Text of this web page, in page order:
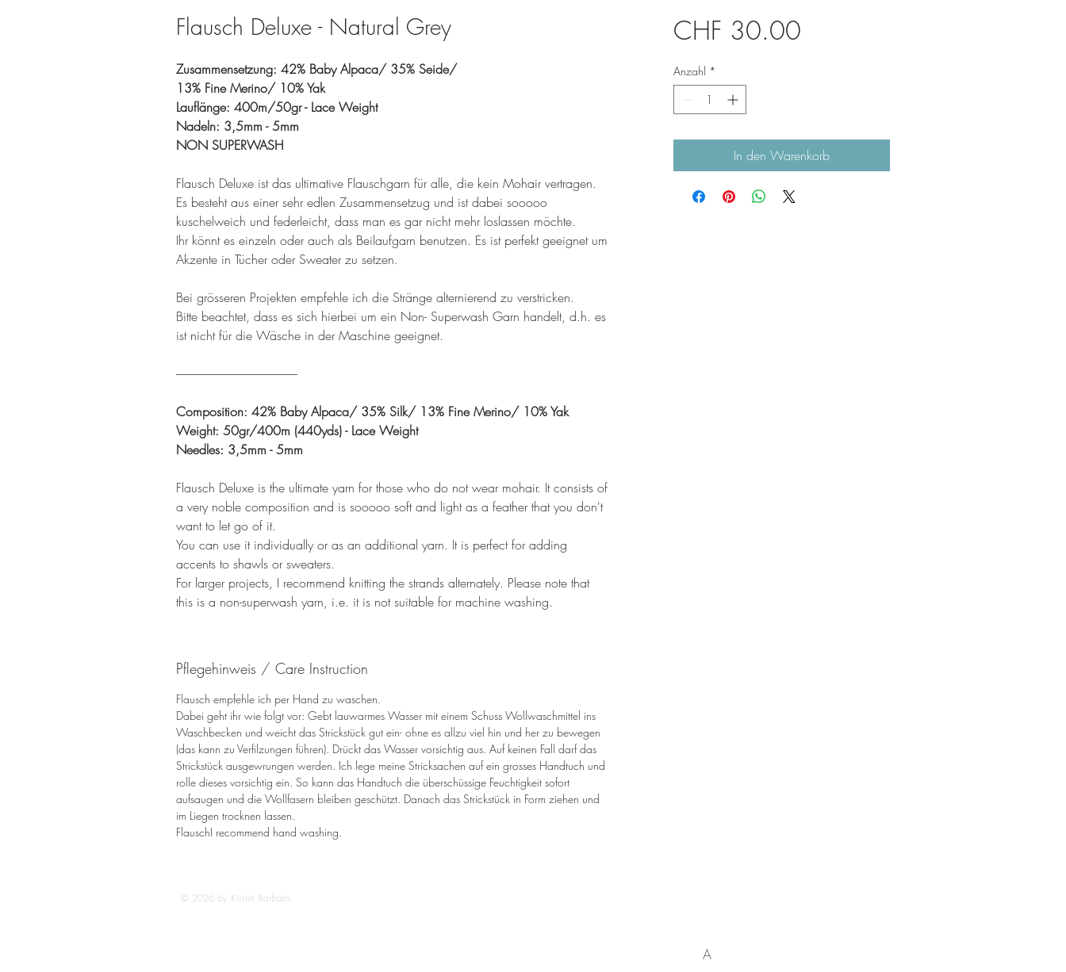
Flausch Deluxe - Natural Grey
Zusammensetzung: 42% Baby Alpaca/ 35% Seide/
13% Fine Merino/ 10% Yak
Lauflänge: 400m/50gr - Lace Weight
Nadeln: 3,5mm - 5mm
NON SUPERWASH
Flausch Deluxe ist das ultimative Flauschgarn für alle, die kein Mohair vertragen.
Es besteht aus einer sehr edlen Zusammensetzug und ist dabei sooooo
kuschelweich und federleicht, dass man es gar nicht mehr loslassen möchte.
Ihr könnt es einzeln oder auch als Beilaufgarn benutzen. Es ist perfekt geeignet um
Akzente in Tücher oder Sweater zu setzen.
Bei grösseren Projekten empfehle ich die Stränge alternierend zu verstricken.
Bitte beachtet, dass es sich hierbei um ein Non- Superwash Garn handelt, d.h. es
ist nicht für die Wäsche in der Maschine geeignet.
---------------------------------------------------
Composition: 42% Baby Alpaca/ 35% Silk/ 13% Fine Merino/ 10% Yak
Weight: 50gr/400m (440yds) - Lace Weight
Needles: 3,5mm - 5mm
Flausch Deluxe is the ultimate yarn for those who do not wear mohair. It consists of
a very noble composition and is sooooo soft and light as a feather that you don't
want to let go of it.
You can use it individually or as an additional yarn. It is perfect for adding
accents to shawls or sweaters.
For larger projects, I recommend knitting the strands alternately. Please note that
this is a non-superwash yarn, i.e. it is not suitable for machine washing.
Pflegehinweis / Care Instruction
Flausch empfehle ich per Hand zu waschen.
Dabei geht ihr wie folgt vor: Gebt lauwarmes Wasser mit einem Schuss Wollwaschmittel ins
Waschbecken und weicht das Strickstück gut ein- ohne es allzu viel hin und her zu bewegen
(das kann zu Verfilzungen führen). Drückt das Wasser vorsichtig aus. Auf keinen Fall darf das
Strickstück ausgewrungen werden. Ich lege meine Stricksachen auf ein grosses Handtuch und
rolle dieses vorsichtig ein. So kann das Handtuch die überschüssige Feuchtigkeit sofort
aufsaugen und die Wollfasern bleiben geschützt. Danach das Strickstück in Form ziehen und
im Liegen trocknen lassen.
FlauschI recommend hand washing.
CHF 30.00Preis
Anzahl *
In den Warenkorb
© 2026 by Kirstin Barbato.
A